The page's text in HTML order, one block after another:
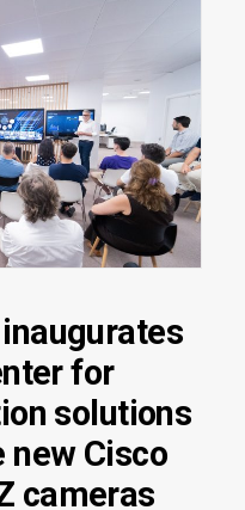
for
solutions
new Cisco
cameras